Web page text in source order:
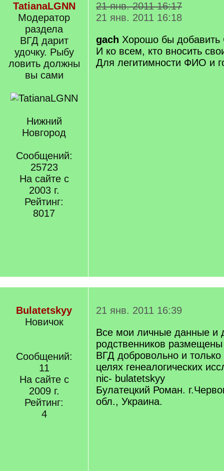
TatianaLGNN
Модератор
раздела
ВГД дарит
удочку. Рыбу
ловить должны
вы сами
Нижний
Новгород
Сообщений:
25723
На сайте с
2003 г.
Рейтинг:
8017
21 янв. 2011 16:17
21 янв. 2011 16:18
gach Хорошо бы
И ко всем, кто вносить
Для легитимности ФИО и
Bulatetskyy
Новичок
Сообщений:
11
На сайте с
2009 г.
Рейтинг:
4
21 янв. 2011 16:39
Все мои личные данные и
родственников
ВГД добровольно и
целях генеалогических
nic- bulatetskyy
Булатецкий Роман.
обл., Украина.